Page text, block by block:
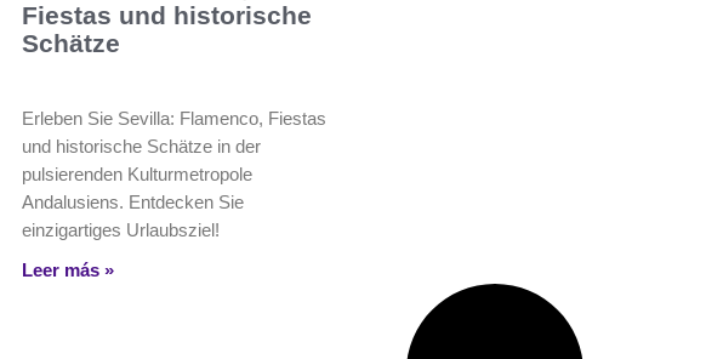
Fiestas und historische
Schätze
Erleben Sie Sevilla: Flamenco, Fiestas
und historische Schätze in der
pulsierenden Kulturmetropole
Andalusiens. Entdecken Sie
einzigartiges Urlaubsziel!
Leer más »